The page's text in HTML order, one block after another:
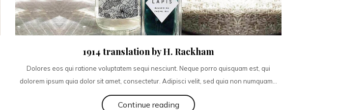
1914 translation by H. Rackham
Dolores eos qui ratione voluptatem sequi nesciunt. Neque porro quisquam est, qui
dolorem ipsum quia dolor sit amet, consectetur. Adipisci velit, sed quia non numquam...
Continue reading